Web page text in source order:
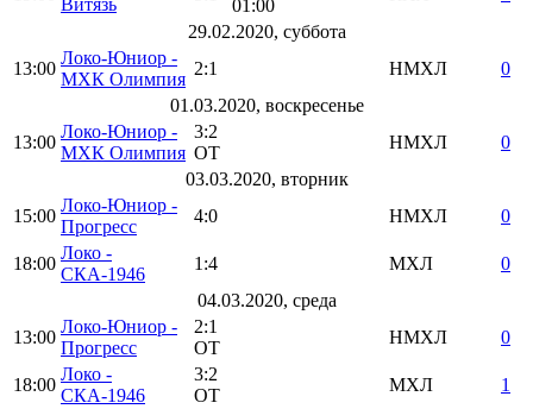
01:00
29.02.2020, суббота
13:00
Локо-Юниор -
МХК Олимпия
2:1 НМХЛ
0
01.03.2020, воскресенье
13:00
Локо-Юниор -
МХК Олимпия
3:2
ОТ
НМХЛ
0
03.03.2020, вторник
15:00
Локо-Юниор -
Прогресс
4:0 НМХЛ 0
18:00
Локо -
СКА-1946
1:4 МХЛ
0
04.03.2020, среда
13:00
Локо-Юниор -
Прогресс
2:1
ОТ
НМХЛ 0
18:00
Локо -
СКА-1946
3:2
ОТ
МХЛ
1